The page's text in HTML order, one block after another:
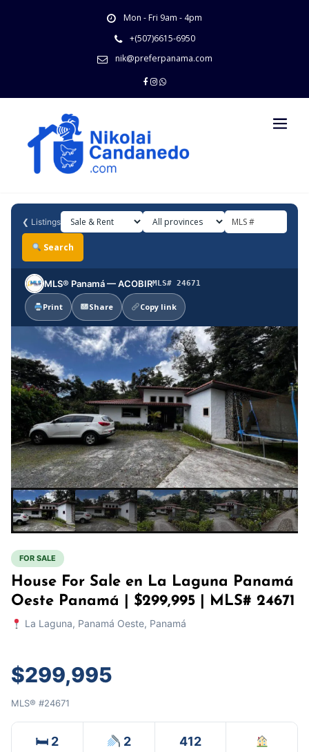
Mon - Fri 9am - 4pm
+(507)6615-6950
nik@preferpanama.com
❮ Listings
Search
MLS® Panamá — ACOBIRMLS# 24671
Print Share Copy link
FOR SALE
House For Sale en La Laguna Panamá
Oeste Panamá | $299,995 | MLS# 24671
La Laguna, Panamá Oeste, Panamá
$299,995
MLS® #24671
🛏 2 2 412